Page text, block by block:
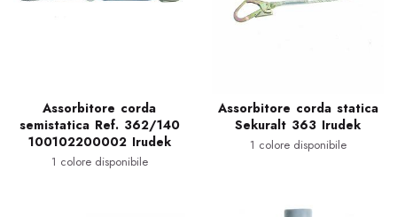
Assorbitore corda
semistatica Ref. 362/140
100102200002 Irudek
1 colore disponibile
Assorbitore corda statica
Sekuralt 363 Irudek
1 colore disponibile